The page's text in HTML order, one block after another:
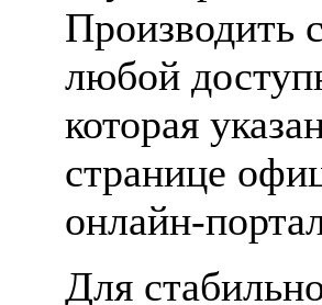
Производить
любой
которая
странице
онлайн-
Для